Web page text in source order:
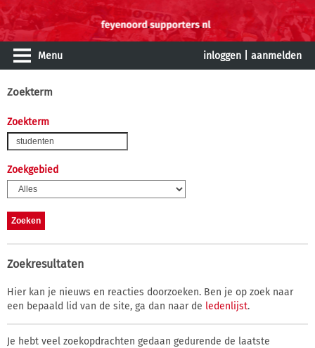
Menu inloggen aanmelden
Zoekterm
Zoekterm
Zoekgebied
Zoekresultaten
Hier kan je nieuws en reacties doorzoeken. Ben je op zoek naar
een bepaald lid van de site, ga dan naar de ledenlijst.
Je hebt veel zoekopdrachten gedaan gedurende de laatste